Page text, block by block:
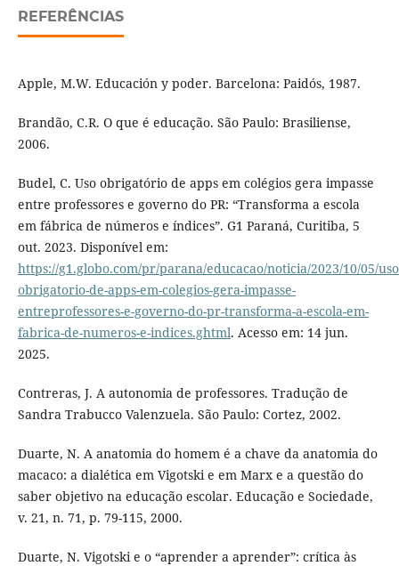
REFERÊNCIAS
Apple, M.W. Educación y poder. Barcelona: Paidós, 1987.
Brandão, C.R. O que é educação. São Paulo: Brasiliense,
2006.
Budel, C. Uso obrigatório de apps em colégios gera impasse
entre professores e governo do PR: “Transforma a escola
em fábrica de números e índices”. G1 Paraná, Curitiba, 5
out. 2023. Disponível em:
https://g1.globo.com/pr/parana/educacao/noticia/2023/10/05/
obrigatorio-de-apps-em-colegios-gera-impasse-
entreprofessores-e-governo-do-pr-transforma-a-escola-em-
fabrica-de-numeros-e-indices.ghtml. Acesso em: 14 jun.
2025.
Contreras, J. A autonomia de professores. Tradução de
Sandra Trabucco Valenzuela. São Paulo: Cortez, 2002.
Duarte, N. A anatomia do homem é a chave da anatomia do
macaco: a dialética em Vigotski e em Marx e a questão do
saber objetivo na educação escolar. Educação e Sociedade,
v. 21, n. 71, p. 79-115, 2000.
Duarte, N. Vigotski e o “aprender a aprender”: crítica às